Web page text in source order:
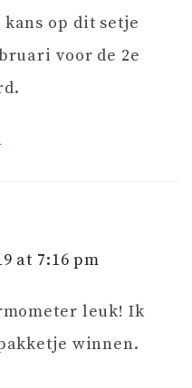
op dit setje
voor de 2e
at 7:16 pm
leuk! Ik
winnen.